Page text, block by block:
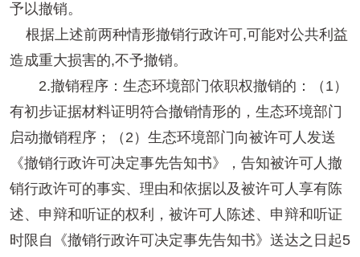
予以撤销。
根据上述前两种情形撤销行政许可,可能对公共利益
造成重大损害的,不予撤销。
2.撤销程序：生态环境部门依职权撤销的：（1）
有初步证据材料证明符合撤销情形的，生态环境部门
启动撤销程序；（2）生态环境部门向被许可人发送
《撤销行政许可决定事先告知书》，告知被许可人撤
销行政许可的事实、理由和依据以及被许可人享有陈
述、申辩和听证的权利，被许可人陈述、申辩和听证
时限自《撤销行政许可决定事先告知书》送达之日起5